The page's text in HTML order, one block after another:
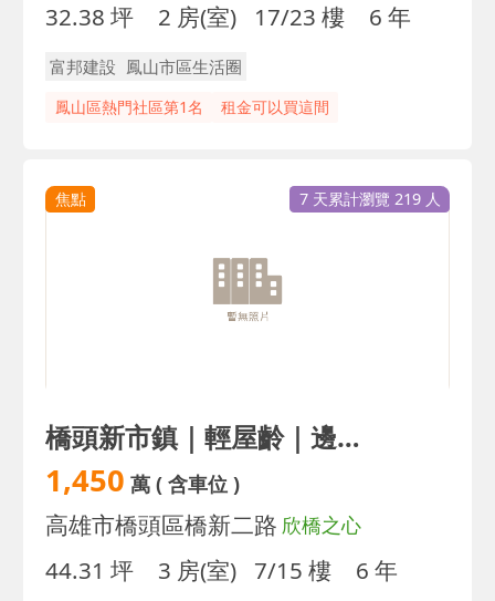
32.38 坪 2 房(室) 17/23 樓 6 年
富邦建設 鳳山市區生活圈
鳳山區熱門社區第1名 租金可以買這間
焦點 7 天累計瀏覽 219 人
橋頭新市鎮｜輕屋齡｜邊間明亮3房平車｜免裝潢
1,450 萬( 含車位 )
高雄市橋頭區橋新二路 欣橋之心
44.31 坪 3 房(室) 7/15 樓 6 年